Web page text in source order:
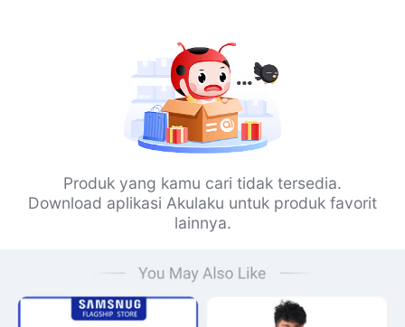
Produk yang kamu cari tidak tersedia.
Download aplikasi Akulaku untuk produk favorit
lainnya.